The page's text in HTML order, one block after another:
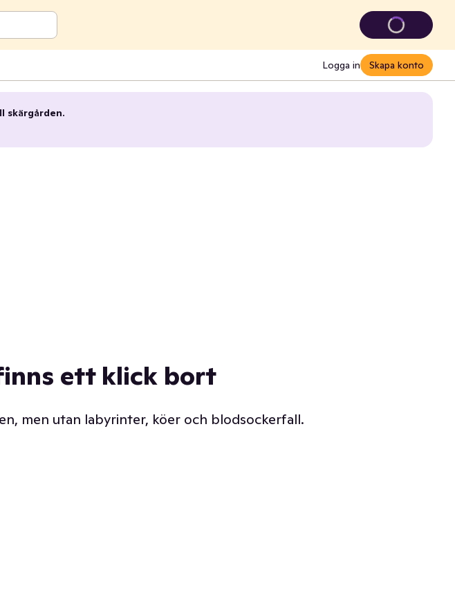
Logga in Skapa konto
skärgården.
ett klick bort
men utan labyrinter, köer och blodsockerfall.